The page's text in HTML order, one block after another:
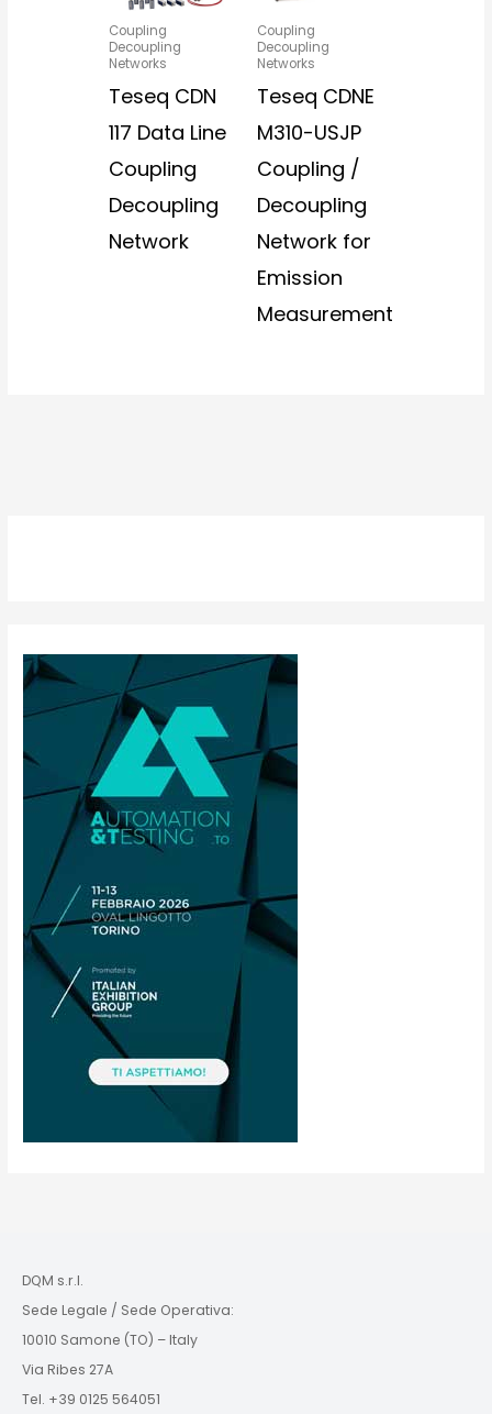
Coupling
Decoupling
Networks
Teseq CDN
117 Data Line
Coupling
Decoupling
Network
Coupling
Decoupling
Networks
Teseq CDNE
M310-USJP
Coupling /
Decoupling
Network for
Emission
Measurement
DQM s.r.l.
Sede Legale / Sede Operativa:
10010 Samone (TO) – Italy
Via Ribes 27A
Tel. +39 0125 564051